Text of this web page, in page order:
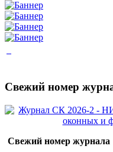
Свежий номер
Свежий номер журнала